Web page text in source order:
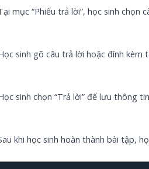
mục “Phiếu trả lời”, học sinh chọn
sinh gõ câu trả lời hoặc đính kèm
sinh chọn “Trả lời” để lưu thông
khi học sinh hoàn thành bài tập,